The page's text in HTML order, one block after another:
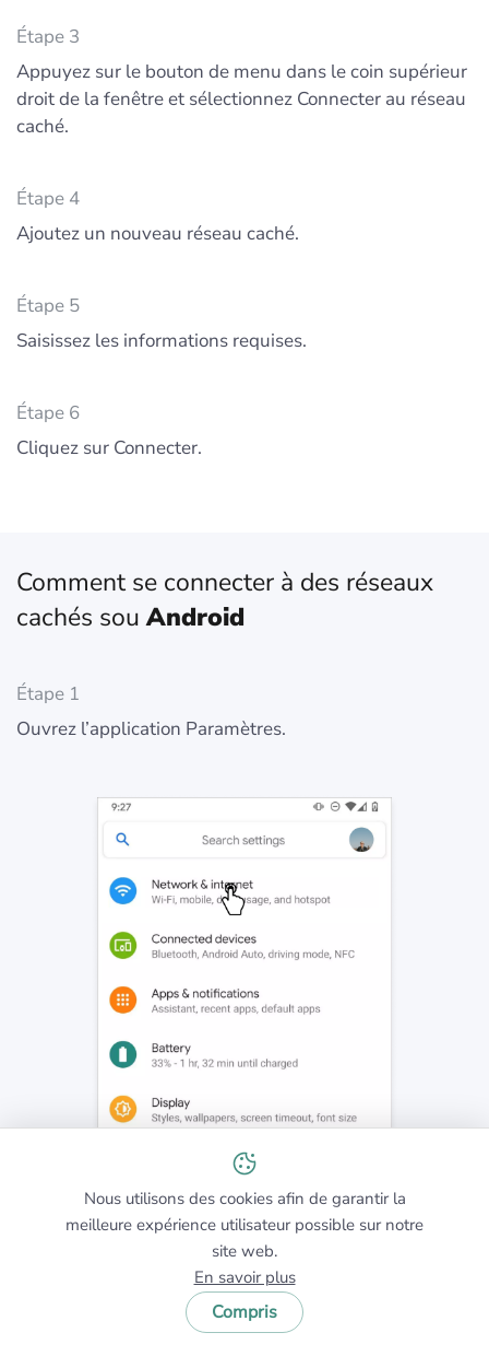
Étape 3
Appuyez sur le bouton de menu dans le coin supérieur
droit de la fenêtre et sélectionnez Connecter au réseau
caché.
Étape 4
Ajoutez un nouveau réseau caché.
Étape 5
Saisissez les informations requises.
Étape 6
Cliquez sur Connecter.
Comment se connecter à des réseaux
cachés souAndroid
Étape 1
Ouvrez l’application Paramètres.
Accédez à la section WiFi et sélectionnez Ajouter un
Nous utilisons des cookies afin de garantir la
meilleure expérience utilisateur possible sur notre
site web.
En savoir plus
Compris